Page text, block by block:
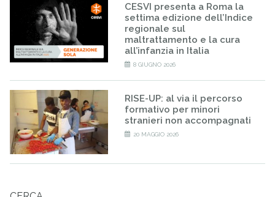
CESVI presenta a Roma la
settima edizione dell’Indice
regionale sul
maltrattamento e la cura
all’infanzia in Italia
8 GIUGNO 2026
RISE-UP: al via il percorso
formativo per minori
stranieri non accompagnati
20 MAGGIO 2026